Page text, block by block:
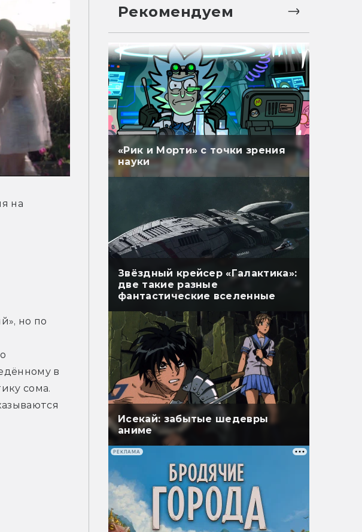
на
но по
в
сома.
Рекомендуем
«Рик и Морти» с точки зрения
науки
Звёздный крейсер «Галактика»:
две такие разные
фантастические вселенные
Исекай: забытые шедевры
аниме
РЕКЛАМА